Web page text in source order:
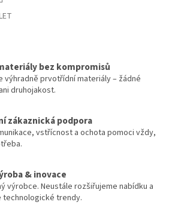
bez kompromisů
výhradně prvotřídní materiály – žádné
druhojakost.
zákaznická podpora
vstřícnost a ochota pomoci vždy,
& inovace
výrobce. Neustále rozšiřujeme nabídku a
technologické trendy.